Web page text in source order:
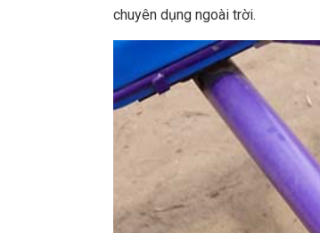
chuyên dụng ngoài trời.